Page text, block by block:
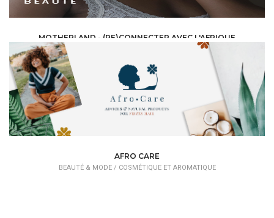
MOTHERLAND - (RE)CONNECTER AVEC L'AFRIQUE
BEAUTÉ & MODE / COSMÉTIQUE ET AROMATIQUE
AFRO CARE
BEAUTÉ & MODE / COSMÉTIQUE ET AROMATIQUE